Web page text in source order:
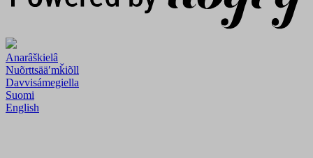
Anarâškielâ
Nuõrttsääʹmǩiõll
Davvisámegiella
Suomi
English